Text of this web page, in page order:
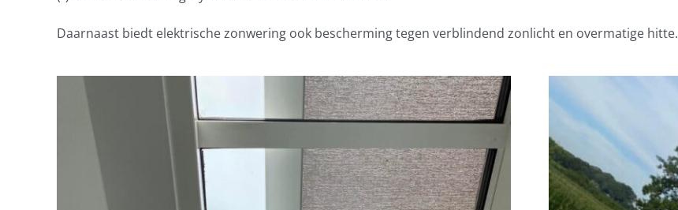
Daarnaast biedt elektrische zonwering ook bescherming tegen verblindend zonlicht en overmatige hitte.